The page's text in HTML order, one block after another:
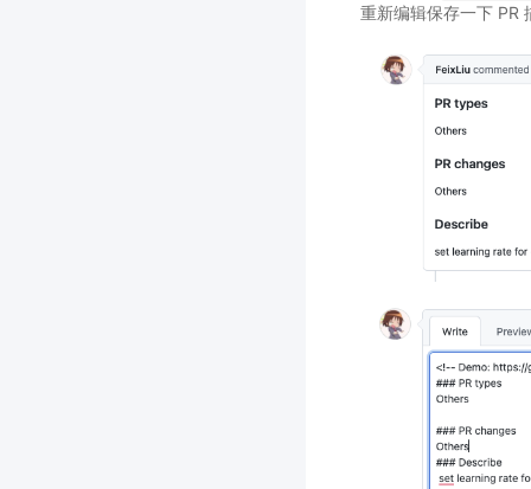
重新编辑保存一下 PR